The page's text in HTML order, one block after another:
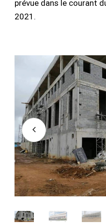
prévue dans le courant
2021.